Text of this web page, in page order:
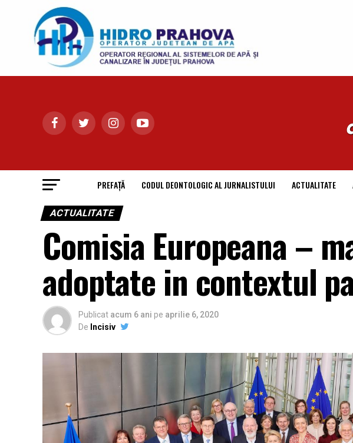
PREFAȚĂ CODUL DEONTOLOGIC AL JURNALISTULUI ACTUALITATE
ACTUALITATE
Comisia Europeana –
adoptate in contextul
Publicat acum 6 ani pe aprilie 6, 2020
De Incisiv